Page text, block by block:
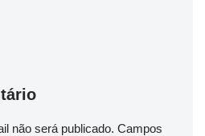
não será publicado. Campos